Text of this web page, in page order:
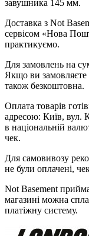
завушника 145 мм.
Доставка з Not
сервісом «Нова
практикуємо.
Для замовлень на
Якщо ви замовляєте
також безкоштовна.
Оплата товарів
адресою: Київ, вул.
в національній
чек.
Для самовивозу
не були оплачені,
Not Basement
магазині можна
платіжну систему.